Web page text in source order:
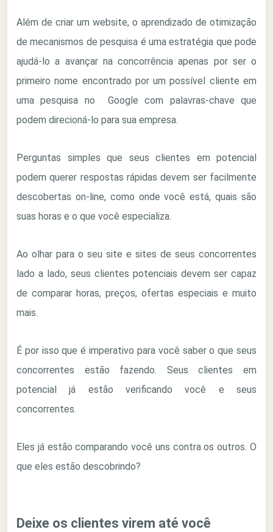
Além de criar um website, o aprendizado de otimização
de mecanismos de pesquisa é uma estratégia que pode
ajudá-lo a avançar na concorrência apenas por ser o
primeiro nome encontrado por um possível cliente em
uma pesquisa no Google com palavras-chave que
podem direcioná-lo para sua empresa.
Perguntas simples que seus clientes em potencial
podem querer respostas rápidas devem ser facilmente
descobertas on-line, como onde você está, quais são
suas horas e o que você especializa.
Ao olhar para o seu site e sites de seus concorrentes
lado a lado, seus clientes potenciais devem ser capaz
de comparar horas, preços, ofertas especiais e muito
mais.
É por isso que é imperativo para você saber o que seus
concorrentes estão fazendo. Seus clientes em
potencial já estão verificando você e seus
concorrentes.
Eles já estão comparando você uns contra os outros. O
que eles estão descobrindo?
Deixe os clientes virem até você